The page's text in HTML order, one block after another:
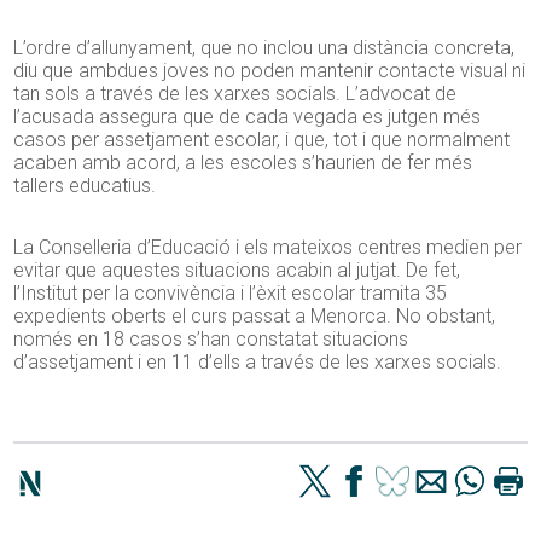
L’ordre d’allunyament, que no inclou una distància concreta,
diu que ambdues joves no poden mantenir contacte visual ni
tan sols a través de les xarxes socials. L’advocat de
l’acusada assegura que de cada vegada es jutgen més
casos per assetjament escolar, i que, tot i que normalment
acaben amb acord, a les escoles s’haurien de fer més
tallers educatius.
La Conselleria d’Educació i els mateixos centres medien per
evitar que aquestes situacions acabin al jutjat. De fet,
l’Institut per la convivència i l’èxit escolar tramita 35
expedients oberts el curs passat a Menorca. No obstant,
només en 18 casos s’han constatat situacions
d’assetjament i en 11 d’ells a través de les xarxes socials.